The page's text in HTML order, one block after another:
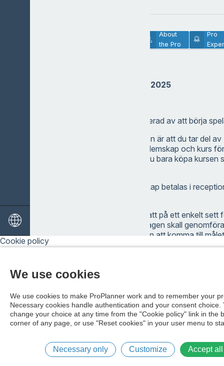
About
the Pro
Pro
NYBÖRJARKURS 2025
Kul att du är intresserad av att börja
Vår rekommendation är att du tar del
erbjudande på Medlemskap och kurs
Junior 2650kr. Vill du bara köpa kursen
Kurs och medlemskap betalas i
Kursen börjar med att på ett enkelt sett
tänkt att de olika slagen skall
möjliga sett få bollen att komma till
är det dags att börja slå slag in mot
När detta börjar fungera allt bättre så
komma till målet. Nästa moment är att
hastigheten på rörelsen ökar för att
högre slag.
på golf, att ni tycker spelet på den
roligt, ni skall också kunna spela
Cookie policy
We use cookies
We use cookies to make ProPlanner work and to remember your
Necessary cookies handle authentication and your consent choice.
change your choice at any time from the "Cookie policy" link in the
corner of any page, or use "Reset cookies" in your user menu to